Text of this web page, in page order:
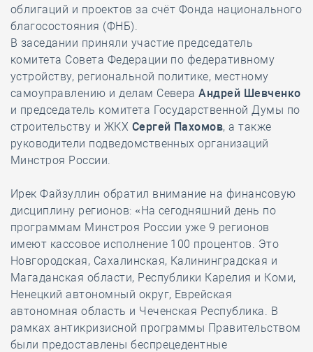
облигаций и проектов за счёт Фонда национального
благосостояния (ФНБ).
В заседании приняли участие председатель
комитета Совета Федерации по федеративному
устройству, региональной политике, местному
самоуправлению и делам СевераАндрей Шевченко
и председатель комитета Государственной Думы по
строительству и ЖКХ Сергей Пахомов, а также
руководители подведомственных организаций
Минстроя России.
Ирек Файзуллин обратил внимание на финансовую
дисциплину регионов: «На сегодняшний день по
программам Минстроя России уже 9 регионов
имеют кассовое исполнение 100 процентов. Это
Новгородская, Сахалинская, Калининградская и
Магаданская области, Республики Карелия и Коми,
Ненецкий автономный округ, Еврейская
автономная область и Чеченская Республика. В
рамках антикризисной программы Правительством
были предоставлены беспрецедентные